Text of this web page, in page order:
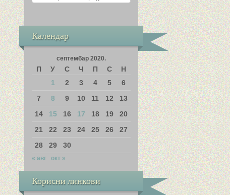
Календар
септембар 2020.
П У С Ч П С
Н
1
2 3 4 5
6
7
8 9 10 11 12
13
14
15 16 17 18 19
20
21
22 23 24 25 26
27
28
29 30
« авг окт »
Корисни линкови